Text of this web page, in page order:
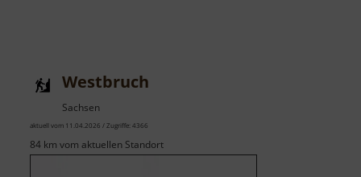
Westbruch
Sachsen
aktuell vom 11.04.2026 / Zugriffe: 4366
84 km vom aktuellen Standort